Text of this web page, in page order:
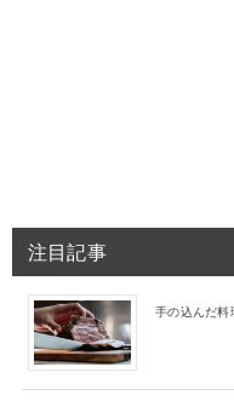
注目記事
手の込んだ